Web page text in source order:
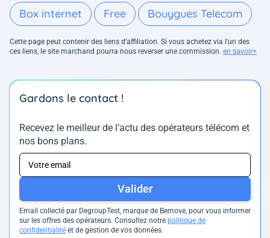
Box internet Free Bouygues Telecom
Cette page peut contenir des liens d’affiliation. Si vous achetez via l'un des
ces liens, le site marchand pourra nous reverser une commission. en savoir+
Gardons le contact !
Recevez le meilleur de l’actu des opérateurs télécom et
nos bons plans.
Valider
Email collecté par DegroupTest, marque de Bemove, pour vous informer
sur les offres des opérateurs. Consultez notre politique de
confidentialité et de gestion de vos données.